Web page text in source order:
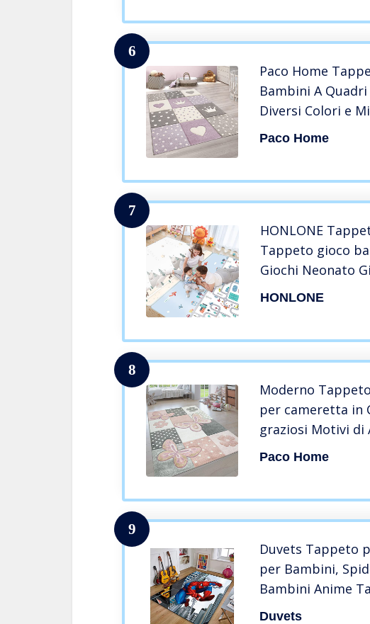
6
Paco Home
Bambini A
Diversi Colori e
Paco Home
7
HONLONE
Tappeto gioco
Giochi Neonato
Divertimento
HONLONE
8
Moderno
per cameretta in
graziosi Motivi di
Paco Home
9
Duvets Tappeto
per Bambini,
Bambini Anime
Decorazione della
Duvets